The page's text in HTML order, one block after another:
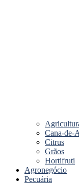
Cana-de-
Citrus
Grãos
Hortifruti
Agronegócio
Pecuária